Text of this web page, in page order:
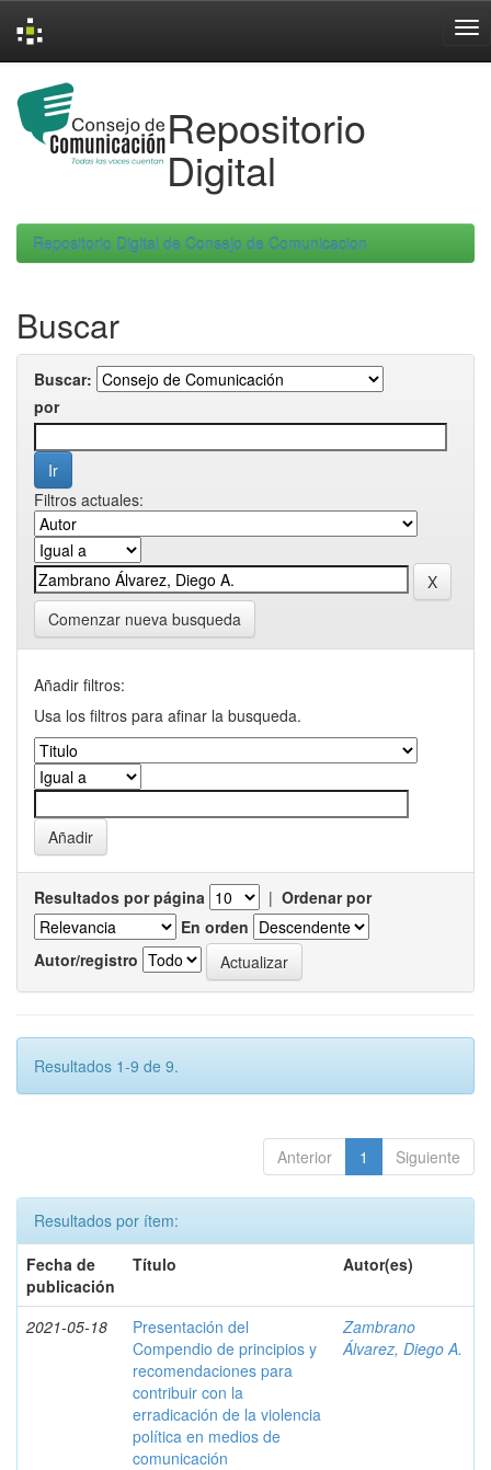
navigation
Repositorio
Digital
Repositorio Digital de Consejo de Comunicacion
Buscar
Buscar:
por
Filtros actuales:
Comenzar nueva busqueda
Añadir filtros:
Usa los filtros para afinar la busqueda.
Resultados por página | Ordenar por
En orden
Autor/registro
Resultados 1-9 de 9.
Anterior 1 Siguiente
Resultados por ítem:
Fecha de
publicación
Título Autor(es)
2021-05-18
Presentación del
Compendio de principios y
recomendaciones para
contribuir con la
erradicación de la violencia
política en medios de
comunicación
Zambrano
Álvarez, Diego A.